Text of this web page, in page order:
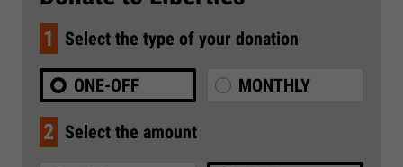
1 Select the type of your donation
ONE-OFF MONTHLY
2 Select the amount